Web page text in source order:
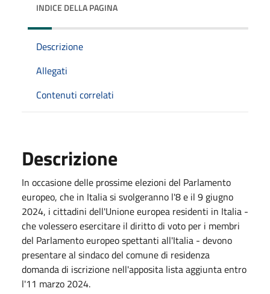
INDICE DELLA PAGINA
Descrizione
Allegati
Contenuti correlati
Descrizione
In occasione delle prossime elezioni del Parlamento
europeo, che in Italia si svolgeranno l'8 e il 9 giugno
2024, i cittadini dell'Unione europea residenti in Italia -
che volessero esercitare il diritto di voto per i membri
del Parlamento europeo spettanti all'Italia - devono
presentare al sindaco del comune di residenza
domanda di iscrizione nell'apposita lista aggiunta entro
l'11 marzo 2024.